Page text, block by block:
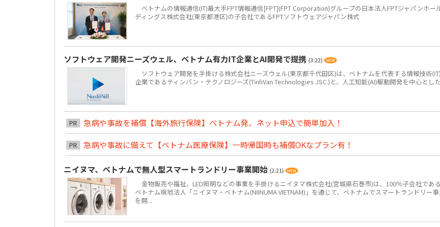
ベトナムの情報通信(IT)最大手FPT情報通信[FPT](FPT Corporation)グループの日本法人FPTジャパンホー
ディングス株式会社(東京都港区)の子会社であるFPTソフトウェアジャパン株式
ソフトウェア開発ニーズウェル、ベトナム有力IT企業とAI開発で提携 (3:22)
ソフトウェア開発を手掛ける株式会社ニーズウェル(東京都千代田区)は、ベトナムを代表する情報技術(IT)
企業であるティンバン・テクノロジーズ(TinhVan Technologies JSC.)と、人工知能(AI)駆動開発を中心とし
PR 急病や事故を補償【海外旅行保険】ベトナム発、ネット申込で簡単加入！
PR 急病や事故に備えて【ベトナム医療保険】一時帰国時も補償OKなプラン有！
ニイヌマ、ベトナムで無人型スマートランドリー事業開始 (2:21)
金物販売や福祉、LED照明などの事業を手掛けるニイヌマ株式会社(宮城県石巻市)は、100％子会社である
ベトナム現地法人「ニイヌマ・ベトナム(NIINUMA VIETNAM)」を通じて、ベトナムでスマートランドリー
を開...